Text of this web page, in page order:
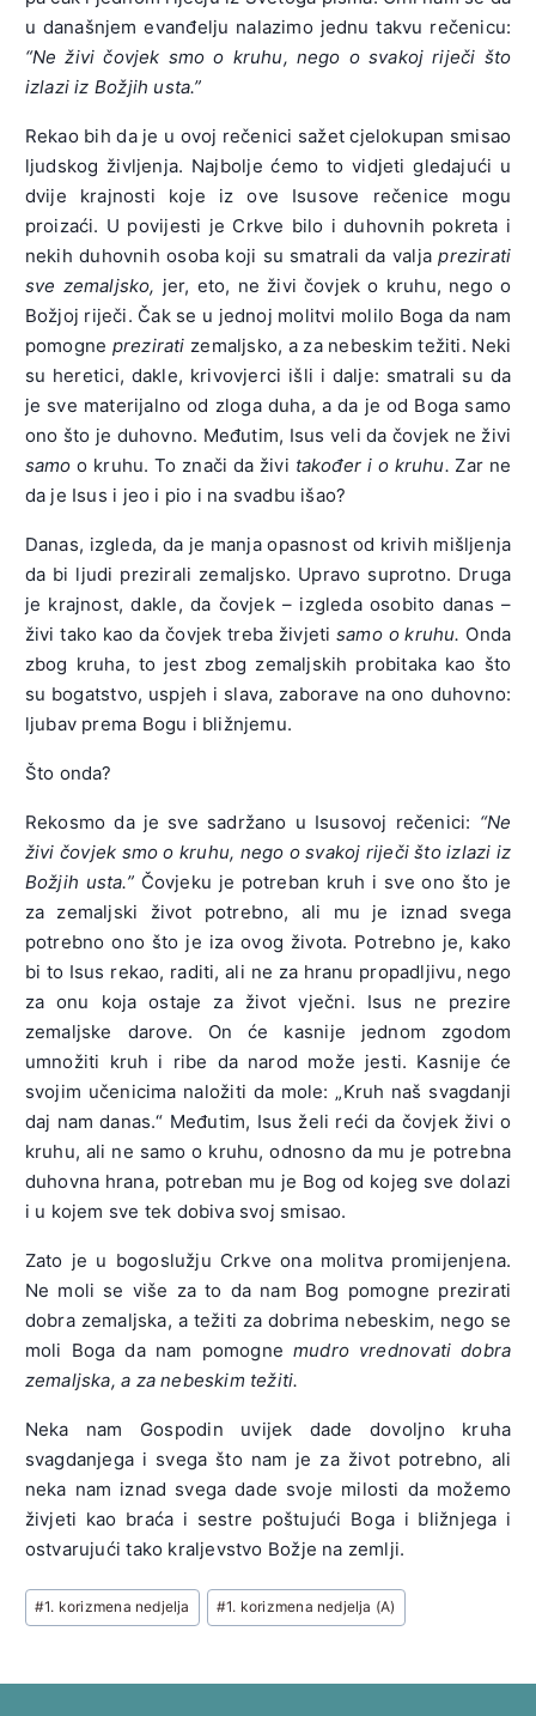
u današnjem evanđelju nalazimo jednu takvu rečenicu:
“Ne živi čovjek smo o kruhu, nego o svakoj riječi što
izlazi iz Božjih usta.”
Rekao bih da je u ovoj rečenici sažet cjelokupan smisao
ljudskog življenja. Najbolje ćemo to vidjeti gledajući u
dvije krajnosti koje iz ove Isusove rečenice mogu
proizaći. U povijesti je Crkve bilo i duhovnih pokreta i
nekih duhovnih osoba koji su smatrali da valjaprezirati
sve zemaljsko, jer, eto, ne živi čovjek o kruhu, nego o
Božjoj riječi. Čak se u jednoj molitvi molilo Boga da nam
pomogne prezirati zemaljsko, a za nebeskim težiti. Neki
su heretici, dakle, krivovjerci išli i dalje: smatrali su da
je sve materijalno od zloga duha, a da je od Boga samo
ono što je duhovno. Međutim, Isus veli da čovjek ne živi
samo o kruhu. To znači da živi također i o kruhu. Zar ne
da je Isus i jeo i pio i na svadbu išao?
Danas, izgleda, da je manja opasnost od krivih mišljenja
da bi ljudi prezirali zemaljsko. Upravo suprotno. Druga
je krajnost, dakle, da čovjek – izgleda osobito danas –
živi tako kao da čovjek treba živjetisamo o kruhu. Onda
zbog kruha, to jest zbog zemaljskih probitaka kao što
su bogatstvo, uspjeh i slava, zaborave na ono duhovno:
ljubav prema Bogu i bližnjemu.
Što onda?
Rekosmo da je sve sadržano u Isusovoj rečenici: “Ne
živi čovjek smo o kruhu, nego o svakoj riječi što izlazi iz
Božjih usta.”Čovjeku je potreban kruh i sve ono što je
za zemaljski život potrebno, ali mu je iznad svega
potrebno ono što je iza ovog života. Potrebno je, kako
bi to Isus rekao, raditi, ali ne za hranu propadljivu, nego
za onu koja ostaje za život vječni. Isus ne prezire
zemaljske darove. On će kasnije jednom zgodom
umnožiti kruh i ribe da narod može jesti. Kasnije će
svojim učenicima naložiti da mole: „Kruh naš svagdanji
daj nam danas.“ Međutim, Isus želi reći da čovjek živi o
kruhu, ali ne samo o kruhu, odnosno da mu je potrebna
duhovna hrana, potreban mu je Bog od kojeg sve dolazi
i u kojem sve tek dobiva svoj smisao.
Zato je u bogoslužju Crkve ona molitva promijenjena.
Ne moli se više za to da nam Bog pomogne prezirati
dobra zemaljska, a težiti za dobrima nebeskim, nego se
moli Boga da nam pomogne mudro vrednovati dobra
zemaljska, a za nebeskim težiti.
Neka nam Gospodin uvijek dade dovoljno kruha
svagdanjega i svega što nam je za život potrebno, ali
neka nam iznad svega dade svoje milosti da možemo
živjeti kao braća i sestre poštujući Boga i bližnjega i
ostvarujući tako kraljevstvo Božje na zemlji.
Post
Tags:
#1. korizmena nedjelja #1. korizmena nedjelja (A)